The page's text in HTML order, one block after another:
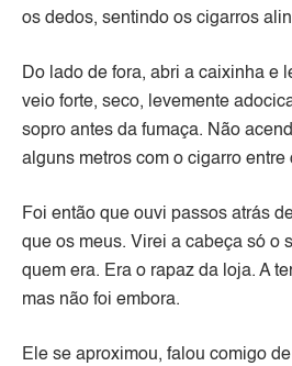
os dedos, sentindo os cigarros
Do lado de fora, abri a caixinha e
veio forte, seco, levemente
sopro antes da fumaça. Não
alguns metros com o cigarro entre
Foi então que ouvi passos atrás
que os meus. Virei a cabeça só o
quem era. Era o rapaz da loja. A
mas não foi embora.
Ele se aproximou, falou comigo